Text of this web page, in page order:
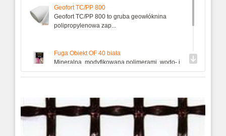
Geofort TC/PP 800
Geofort TC/PP 800 to gruba geowłóknina
polipropylenowa zap...
Fuga Obiekt OF 40 biała
Mineralna, modyfikowana polimerami, wodo- i
mrozoodporna fuga d...